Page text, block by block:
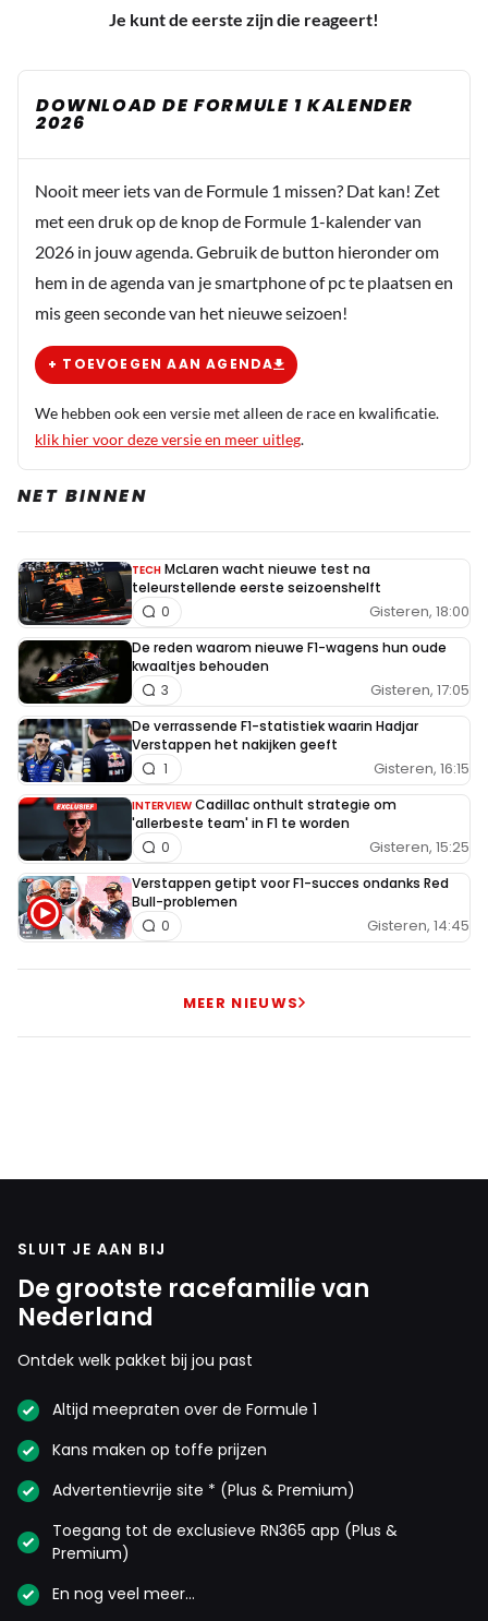
Je kunt de eerste zijn die reageert!
DOWNLOAD DE FORMULE 1 KALENDER
2026
Nooit meer iets van de Formule 1 missen? Dat kan! Zet
met een druk op de knop de Formule 1-kalender van
2026 in jouw agenda. Gebruik de button hieronder om
hem in de agenda van je smartphone of pc te plaatsen en
mis geen seconde van het nieuwe seizoen!
+ TOEVOEGEN AAN AGENDA
We hebben ook een versie met alleen de race en kwalificatie.
klik hier voor deze versie en meer uitleg.
NET BINNEN
TECH McLaren wacht nieuwe test na
teleurstellende eerste seizoenshelft
Gisteren, 18:00
0
De reden waarom nieuwe F1-wagens hun oude
kwaaltjes behouden
Gisteren, 17:05
3
De verrassende F1-statistiek waarin Hadjar
Verstappen het nakijken geeft
Gisteren, 16:15
1
INTERVIEW Cadillac onthult strategie om
'allerbeste team' in F1 te worden
Gisteren, 15:25
0
Verstappen getipt voor F1-succes ondanks Red
Bull-problemen
Gisteren, 14:45
0
MEER NIEUWS
SLUIT JE AAN BIJ
De grootste racefamilie van
Nederland
Ontdek welk pakket bij jou past
Altijd meepraten over de Formule 1
Kans maken op toffe prijzen
Advertentievrije site * (Plus & Premium)
Toegang tot de exclusieve RN365 app (Plus &
Premium)
En nog veel meer…